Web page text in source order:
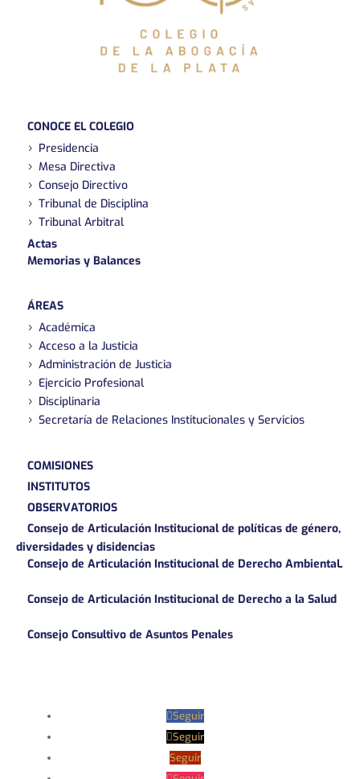
CONOCE EL COLEGIO
Presidencia
Mesa Directiva
Consejo Directivo
Tribunal de Disciplina
Tribunal Arbitral
Actas
Memorias y Balances
ÁREAS
Académica
Acceso a la Justicia
Administración de Justicia
Ejercicio Profesional
Disciplinaria
Secretaría de Relaciones Institucionales y Servicios
COMISIONES
INSTITUTOS
OBSERVATORIOS
Consejo de Articulación Institucional de políticas de género,
diversidades y disidencias
Consejo de Articulación Institucional de Derecho AmbientaL
Consejo de Articulación Institucional de Derecho a la Salud
Consejo Consultivo de Asuntos Penales
Seguir
Seguir
Seguir